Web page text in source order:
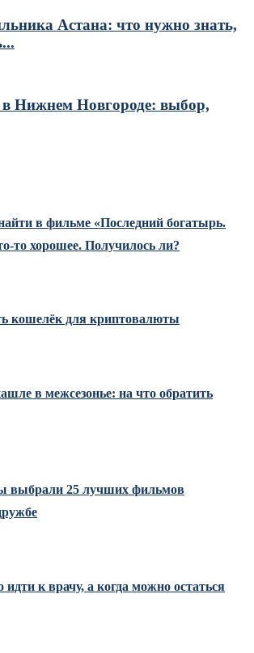
Астана: что нужно знать,
в Нижнем Новгороде: выбор,
в фильме «Последний богатырь.
то хорошее. Получилось ли?
кошелёк для криптовалюты
в межсезонье: на что обратить
выбрали 25 лучших фильмов
идти к врачу, а когда можно остаться